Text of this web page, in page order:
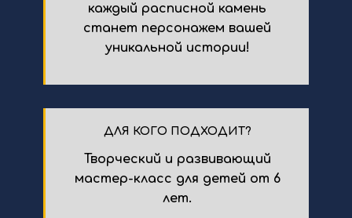
каждый расписной камень
станет персонажем вашей
уникальной истории!
ДЛЯ КОГО ПОДХОДИТ?
Творческий и развивающий
мастер-класс для детей от 6
лет.